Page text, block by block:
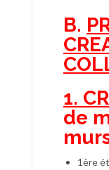
B.
1.
de
1ère